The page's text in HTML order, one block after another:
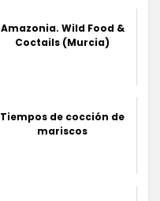
Amazonia. Wild Food &
Coctails (Murcia)
Tiempos de cocción de
mariscos